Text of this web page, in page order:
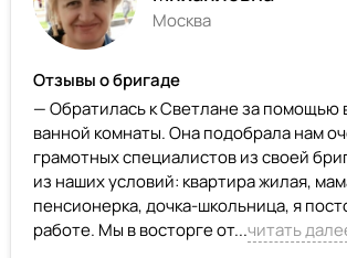
Москва
Отзывы о бригаде
— Обратилась к Светлане за помощью
ванной комнаты. Она подобрала нам
грамотных специалистов из своей
из наших условий: квартира жилая,
пенсионерка, дочка-школьница, я
работе. Мы в восторге от...читать